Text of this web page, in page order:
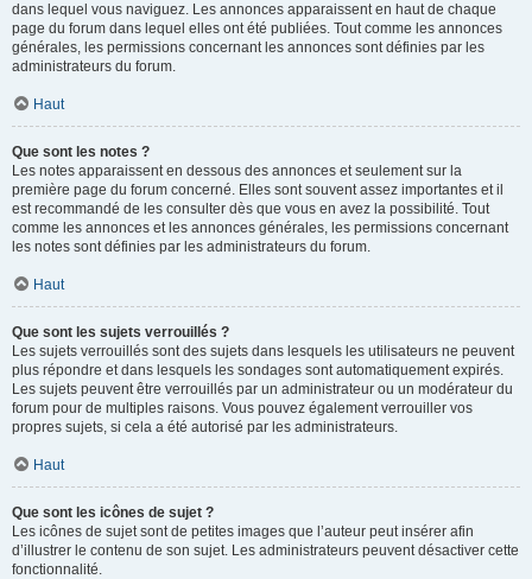
dans lequel vous naviguez. Les annonces apparaissent en haut de chaque
page du forum dans lequel elles ont été publiées. Tout comme les annonces
générales, les permissions concernant les annonces sont définies par les
administrateurs du forum.
Haut
Que sont les notes ?
Les notes apparaissent en dessous des annonces et seulement sur la
première page du forum concerné. Elles sont souvent assez importantes et il
est recommandé de les consulter dès que vous en avez la possibilité. Tout
comme les annonces et les annonces générales, les permissions concernant
les notes sont définies par les administrateurs du forum.
Haut
Que sont les sujets verrouillés ?
Les sujets verrouillés sont des sujets dans lesquels les utilisateurs ne peuvent
plus répondre et dans lesquels les sondages sont automatiquement expirés.
Les sujets peuvent être verrouillés par un administrateur ou un modérateur du
forum pour de multiples raisons. Vous pouvez également verrouiller vos
propres sujets, si cela a été autorisé par les administrateurs.
Haut
Que sont les icônes de sujet ?
Les icônes de sujet sont de petites images que l’auteur peut insérer afin
d’illustrer le contenu de son sujet. Les administrateurs peuvent désactiver cette
fonctionnalité.